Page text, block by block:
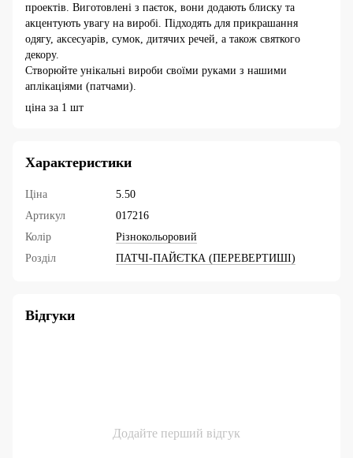
проектів. Виготовлені з паєток, вони додають блиску та
акцентують увагу на виробі. Підходять для прикрашання
одягу, аксесуарів, сумок, дитячих речей, а також святкого
декору.
Створюйте унікальні вироби своїми руками з нашими
аплікаціями (патчами).
ціна за 1 шт
Характеристики
Ціна
5.50
Артикул
017216
Колір
Різнокольоровий
Розділ
ПАТЧІ-ПАЙЄТКА (ПЕРЕВЕРТИШІ)
Відгуки
Додайте перший відгук